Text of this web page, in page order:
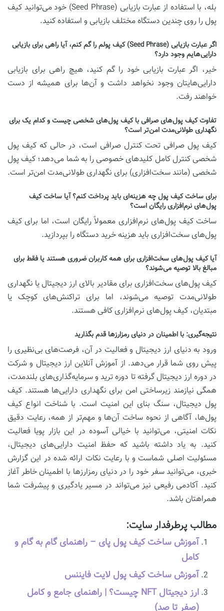
بله، با استفاده از عبارت بازیابی (Seed Phrase) خود می‌توانید کیف
پول را روی چندین دستگاه مختلف بازیابی و استفاده کنید.
اگر عبارت بازیابی (Seed Phrase) کیف پولم را گم کنم، آیا راهی برای بازیابی
دارایی‌هایم وجود دارد؟
خیر، اگر عبارت بازیابی خود را گم کنید، هیچ راهی برای بازیابی
دارایی‌هایتان وجود نخواهد داشت و آن‌ها برای همیشه از دست
خواهند رفت.
تفاوت کیف پول‌های صرافی با کیف پول‌های شخصی چیست و کدام یک برای
نگهداری طولانی‌مدت امن‌تر است؟
کیف پول صرافی تحت کنترل صرافی است، در حالی که کیف پول
شخصی کنترل کامل کلیدهای خصوصی را به شما می‌دهد؛ کیف پول
شخصی (مانند سخت‌افزاری) برای نگهداری طولانی‌مدت امن‌تر است.
برای ساخت کیف پول چه هزینه‌ای باید پرداخت کنم؟ آیا ساخت کیف
پول‌های نرم‌افزاری رایگان است؟
ساخت کیف پول‌های نرم‌افزاری معمولاً رایگان است، اما برای کیف
پول‌های سخت‌افزاری باید هزینه خرید دستگاه را بپردازید.
آیا کیف پول‌های سخت‌افزاری برای همه کاربران ضروری هستند یا فقط برای
مبالغ بالا توصیه می‌شوند؟
کیف پول‌های سخت‌افزاری برای مقادیر بالای ارز دیجیتال یا نگهداری
طولانی‌مدت توصیه می‌شوند، اما برای تراکنش‌های کوچک یا
مبتدیان، کیف پول‌های نرم‌افزاری کافی هستند.
نتیجه‌گیری: با اطمینان در دنیای رمزارزها قدم بگذارید
ورود به دنیای ارز دیجیتال و فعالیت در آن، فرصت‌های بی‌نظیری را
پیش روی شما قرار می‌دهد. از آموزش آنلاین ارز دیجیتال و شرکت
در دوره ارز دیجیتال گرفته تا دوره ترید و سرمایه‌گذاری‌های بلندمدت،
همگی نیازمند زیرساختی امن برای نگهداری دارایی‌ها هستند. کیف
پول دیجیتال، سنگ بنای این امنیت است. با شناخت انواع کیف
پول‌ها، آگاهی از نحوه ساخت آن‌ها و مهم‌تر از همه، رعایت دقیق
نکات امنیتی، می‌توانید با خیالی آسوده در این بازار پویا فعالیت
کنید. به یاد داشته باشید که حفظ امنیت دارایی‌های دیجیتال،
مسئولیت اصلی شماست و با رعایت نکات ارائه شده در این گزارش
خبری، می‌توانید سفر خود را در دنیای رمزارزها با اطمینان خاطر آغاز
کنید. آکادمی رفیعی نیز می‌تواند در مسیر یادگیری و پیشرفت شما
همراهتان باشد.
مطالب پرطرفدار سایت:
آموزش ساخت کیف پول پای – راهنمای گام به گام و
کامل
آموزش ساخت کیف پول لایت فایننس
ارز دیجیتال NFT چیست؟ | راهنمای جامع و کامل
(صفر تا صد)